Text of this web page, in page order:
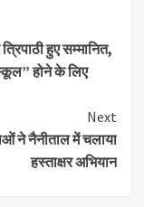
हुए सम्मानित,
होने के लिए
Next
ने नैनीताल में चलाया
हस्ताक्षर अभियान